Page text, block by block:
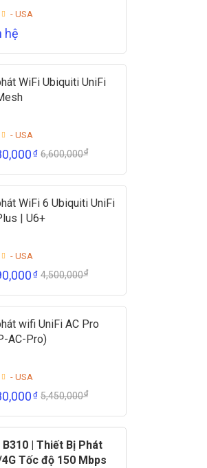
- USA
hệ
WiFi Ubiquiti UniFi
- USA
₫ 6,600,000₫
WiFi 6 Ubiquiti UniFi
| U6+
- USA
₫ 4,500,000₫
wifi UniFi AC Pro
AC-Pro)
- USA
₫ 5,450,000₫
B310 | Thiết Bị Phát
Tốc độ 150 Mbps